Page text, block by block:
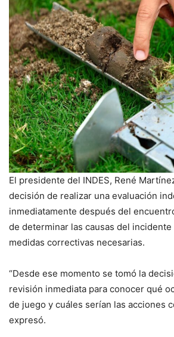
El presidente del INDES, René
decisión de realizar una evaluación
inmediatamente después del
de determinar las causas del
medidas correctivas necesarias.
“Desde ese momento se tomó la
revisión inmediata para conocer qué
de juego y cuáles serían las acciones
expresó.